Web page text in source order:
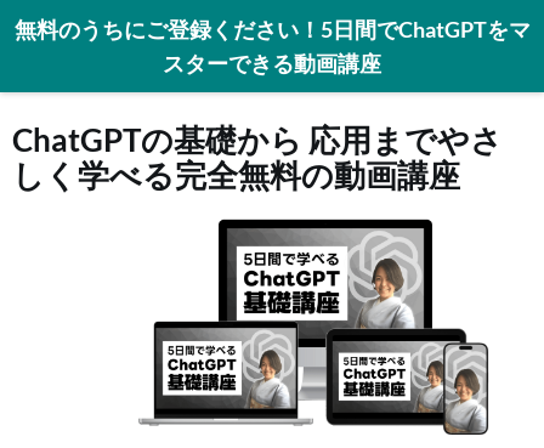
無料のうちにご登録ください！5日間でChatGPTをマ
スターできる動画講座
ChatGPTの基礎から 応用までやさ
しく学べる完全無料の動画講座